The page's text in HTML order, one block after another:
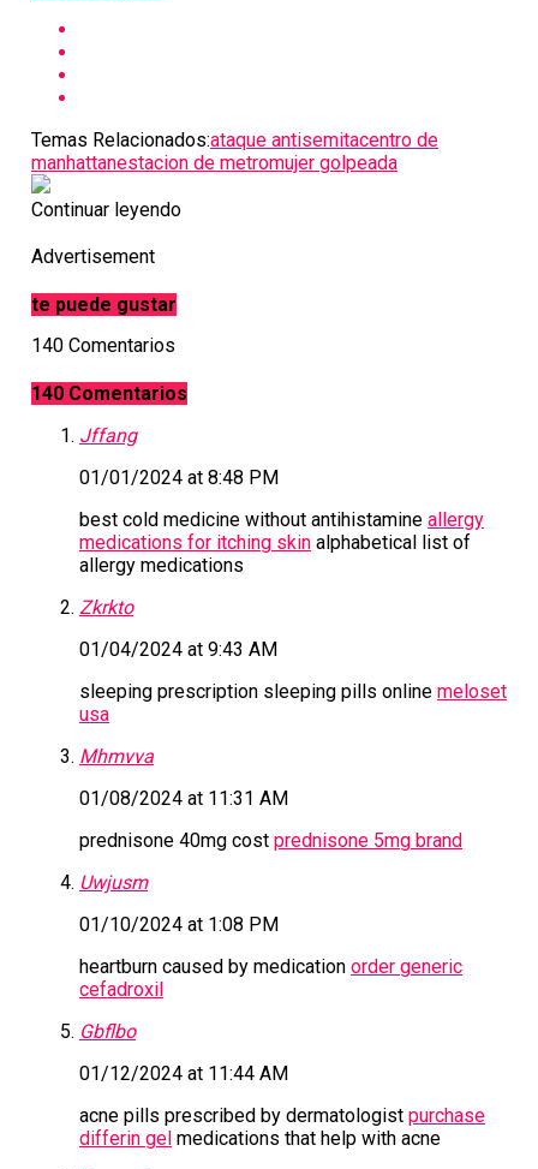
Temas Relacionados:ataque antisemitacentro de
manhattanestacion de metromujer golpeada
Continuar leyendo
Advertisement
te puede gustar
140 Comentarios
140 Comentarios
Jffang
01/01/2024 at 8:48 PM
best cold medicine without antihistamine allergy
medications for itching skinalphabetical list of
allergy medications
Zkrkto
01/04/2024 at 9:43 AM
sleeping prescription sleeping pills online meloset
usa
Mhmvva
01/08/2024 at 11:31 AM
prednisone 40mg cost prednisone 5mg brand
Uwjusm
01/10/2024 at 1:08 PM
heartburn caused by medication order generic
cefadroxil
Gbflbo
01/12/2024 at 11:44 AM
acne pills prescribed by dermatologist purchase
differin gelmedications that help with acne